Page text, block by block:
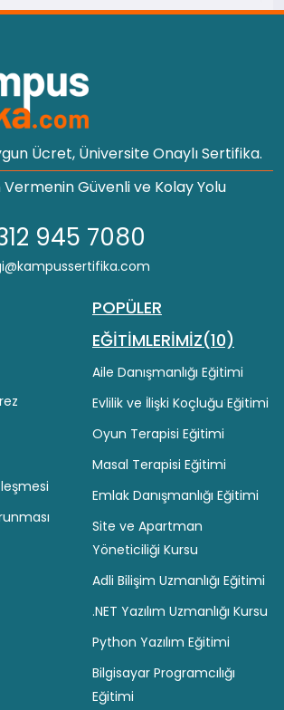
Ücret, Üniversite Onaylı Sertifika.
Vermenin Güvenli ve Kolay Yolu
945 7080
POPÜLER
EĞİTİMLERİMİZ(10)
Aile Danışmanlığı Eğitimi
Evlilik ve İlişki Koçluğu Eğitimi
Oyun Terapisi Eğitimi
Masal Terapisi Eğitimi
Emlak Danışmanlığı Eğitimi
Site ve Apartman
Yöneticiliği Kursu
Adli Bilişim Uzmanlığı Eğitimi
.NET Yazılım Uzmanlığı Kursu
Python Yazılım Eğitimi
Bilgisayar Programcılığı
Eğitimi